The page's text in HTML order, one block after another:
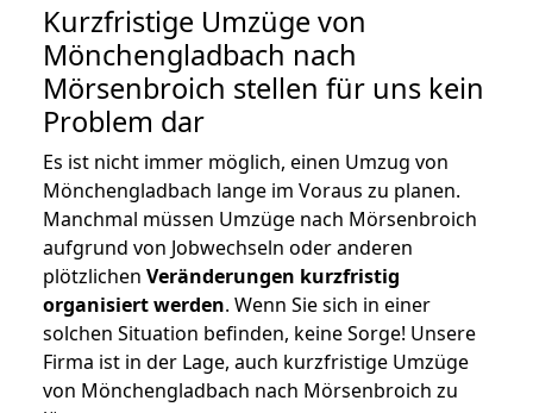
Kurzfristige Umzüge von
Mönchengladbach nach
Mörsenbroich stellen für uns kein
Problem dar
Es ist nicht immer möglich, einen Umzug von
Mönchengladbach lange im Voraus zu planen.
Manchmal müssen Umzüge nach Mörsenbroich
aufgrund von Jobwechseln oder anderen
plötzlichen Veränderungen kurzfristig
organisiert werden. Wenn Sie sich in einer
solchen Situation befinden, keine Sorge! Unsere
Firma ist in der Lage, auch kurzfristige Umzüge
von Mönchengladbach nach Mörsenbroich zu